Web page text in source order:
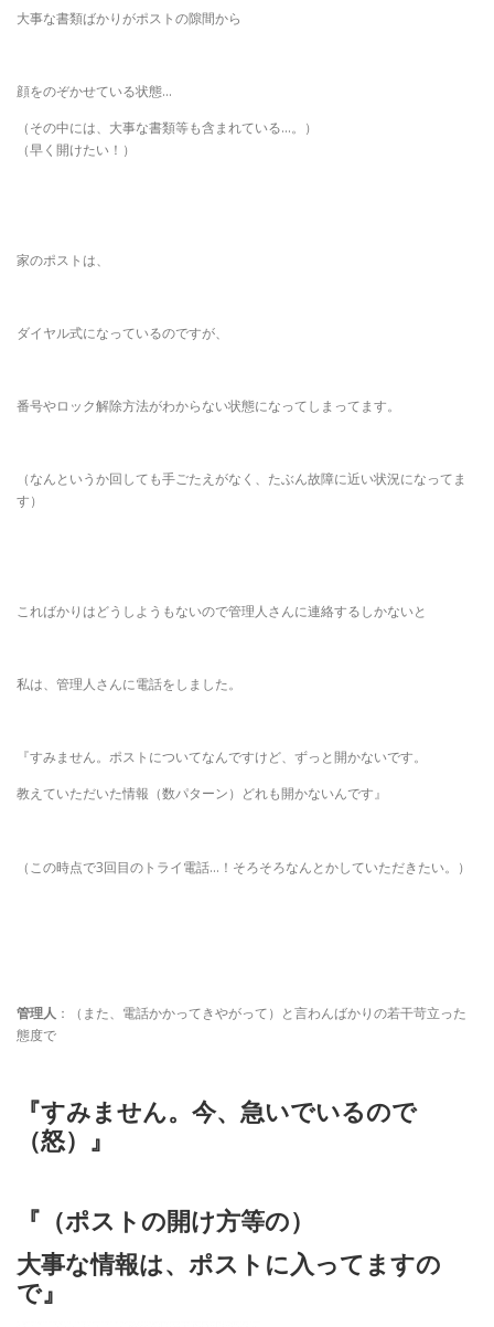
大事な書類ばかりがポストの隙間から
顔をのぞかせている状態…
（その中には、大事な書類等も含まれている…。）
（早く開けたい！）
家のポストは、
ダイヤル式になっているのですが、
番号やロック解除方法がわからない状態になってしまってます。
（なんというか回しても手ごたえがなく、たぶん故障に近い状況になってま
す）
こればかりはどうしようもないので管理人さんに連絡するしかないと
私は、管理人さんに電話をしました。
『すみません。ポストについてなんですけど、ずっと開かないです。
教えていただいた情報（数パターン）どれも開かないんです』
（この時点で3回目のトライ電話…！そろそろなんとかしていただきたい。）
管理人 ：（また、電話かかってきやがって）と言わんばかりの若干苛立った
態度で
『すみません。今、急いでいるので
（怒）』
『（ポストの開け方等の）
大事な情報は、ポストに入ってますの
で』